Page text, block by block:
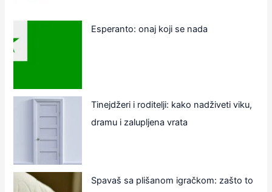
Esperanto: onaj koji se nada
Tinejdžeri i roditelji: kako nadživeti viku,
dramu i zalupljena vrata
Spavaš sa plišanom igračkom: zašto to